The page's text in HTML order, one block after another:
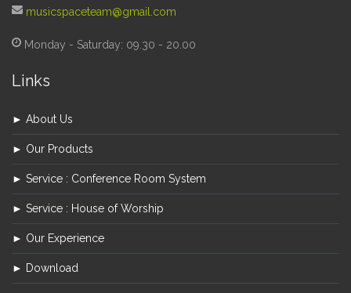
musicspaceteam@gmail.com
Monday - Saturday: 09.30 - 20.00
Links
► About Us
► Our Products
► Service : Conference Room System
► Service : House of Worship
► Our Experience
► Download